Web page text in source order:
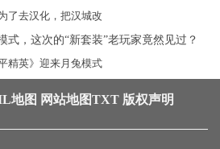
了去汉化，把汉城改
平精英》迎来月兔模式
地图 网站地图TXT 版权声明